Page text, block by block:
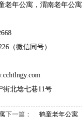
老年公寓 ，渭南老年公寓
（微信同号）
街北埝七巷11号
下一篇： 鹤童老年公寓